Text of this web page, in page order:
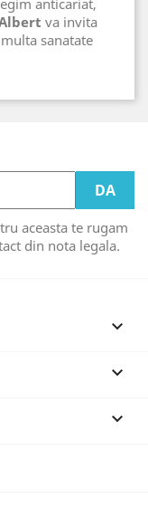
va invita
sanatate
aceasta te rugam
din nota legala.


